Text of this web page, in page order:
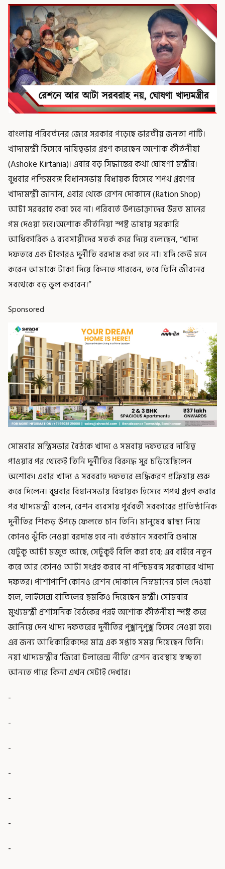
বাংলায় পরিবর্তনের জেরে সরকার গড়েছে ভারতীয় জনতা পার্টি।
খাদ্যমন্ত্রী হিসেবে দায়িত্বভার গ্রহণ করেছেন অশোক কীর্তনীয়া
(Ashoke Kirtania)। এবার বড় সিদ্ধান্তের কথা ঘোষণা মন্ত্রীর।
বুধবার পশ্চিমবঙ্গ বিধানসভায় বিধায়ক হিসেবে শপথ গ্রহণের
খাদ্যমন্ত্রী জানান, এবার থেকে রেশন দোকানে (Ration Shop)
আটা সরবরাহ করা হবে না। পরিবর্তে উপভোক্তাদের উন্নত মানের
গম দেওয়া হবে।অশোক কীর্তনিয়া স্পষ্ট ভাষায় সরকারি
আধিকারিক ও ব্যবসায়ীদের সতর্ক করে দিয়ে বলেছেন, “খাদ্য
দফতরে এক টাকারও দুর্নীতি বরদাস্ত করা হবে না। যদি কেউ মনে
করেন আমাকে টাকা দিয়ে কিনতে পারবেন, তবে তিনি জীবনের
সবথেকে বড় ভুল করবেন।”
Sponsored
সোমবার মন্ত্রিসভার বৈঠকে খাদ্য ও সমবায় দফতরের দায়িত্ব
পাওয়ার পর থেকেই তিনি দুর্নীতির বিরুদ্ধে সুর চড়িয়েছিলেন
অশোক। এবার খাদ্য ও সরবরাহ দফতরে শুদ্ধিকরণ প্রক্রিয়ায় শুরু
করে দিলেন। বুধবার বিধানসভায় বিধায়ক হিসেবে শপথ গ্রহণ করার
পর খাদ্যমন্ত্রী বলেন, রেশন ব্যবসায় পূর্ববর্তী সরকারের প্রাতিষ্ঠানিক
দুর্নীতির শিকড় উপড়ে ফেলতে চান তিনি। মানুষের স্বাস্থ্য নিয়ে
কোনও ঝুঁকি নেওয়া বরদাস্ত হবে না। বর্তমানে সরকারি গুদামে
যেটুকু আটা মজুত আছে, সেটুকুই বিলি করা হবে; এর বাইরে নতুন
করে আর কোনও আটা সংগ্রহ করবে না পশ্চিমবঙ্গ সরকারের খাদ্য
দফতর। পাশাপাশি কোনও রেশন দোকানে নিম্নমানের চাল দেওয়া
হলে, লাইসেন্স বাতিলের হুমকিও দিয়েছেন মন্ত্রী। সোমবার
মুখ্যমন্ত্রী প্রশাসনিক বৈঠকের পরই অশোক কীর্তনীয়া স্পষ্ট করে
জানিয়ে দেন খাদ্য দফতরের দুর্নীতির পুঙ্খানুপুঙ্খ হিসেব নেওয়া হবে।
এর জন্য আধিকারিকদের মাত্র এক সপ্তাহ সময় দিয়েছেন তিনি।
নয়া খাদ্যমন্ত্রীর 'জিরো টলারেন্স নীতি' রেশন ব্যবস্থায় স্বচ্ছতা
আনতে পারে কিনা এখন সেটাই দেখার।
-
-
-
-
-
-
-